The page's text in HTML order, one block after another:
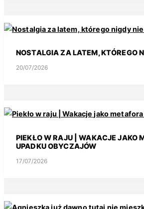
NOSTALGIA ZA LATEM, KTÓREGO
20/07/2026
PIEKŁO W RAJU | WAKACJE JAKO
UPADKU OBYCZAJÓW
17/07/2026